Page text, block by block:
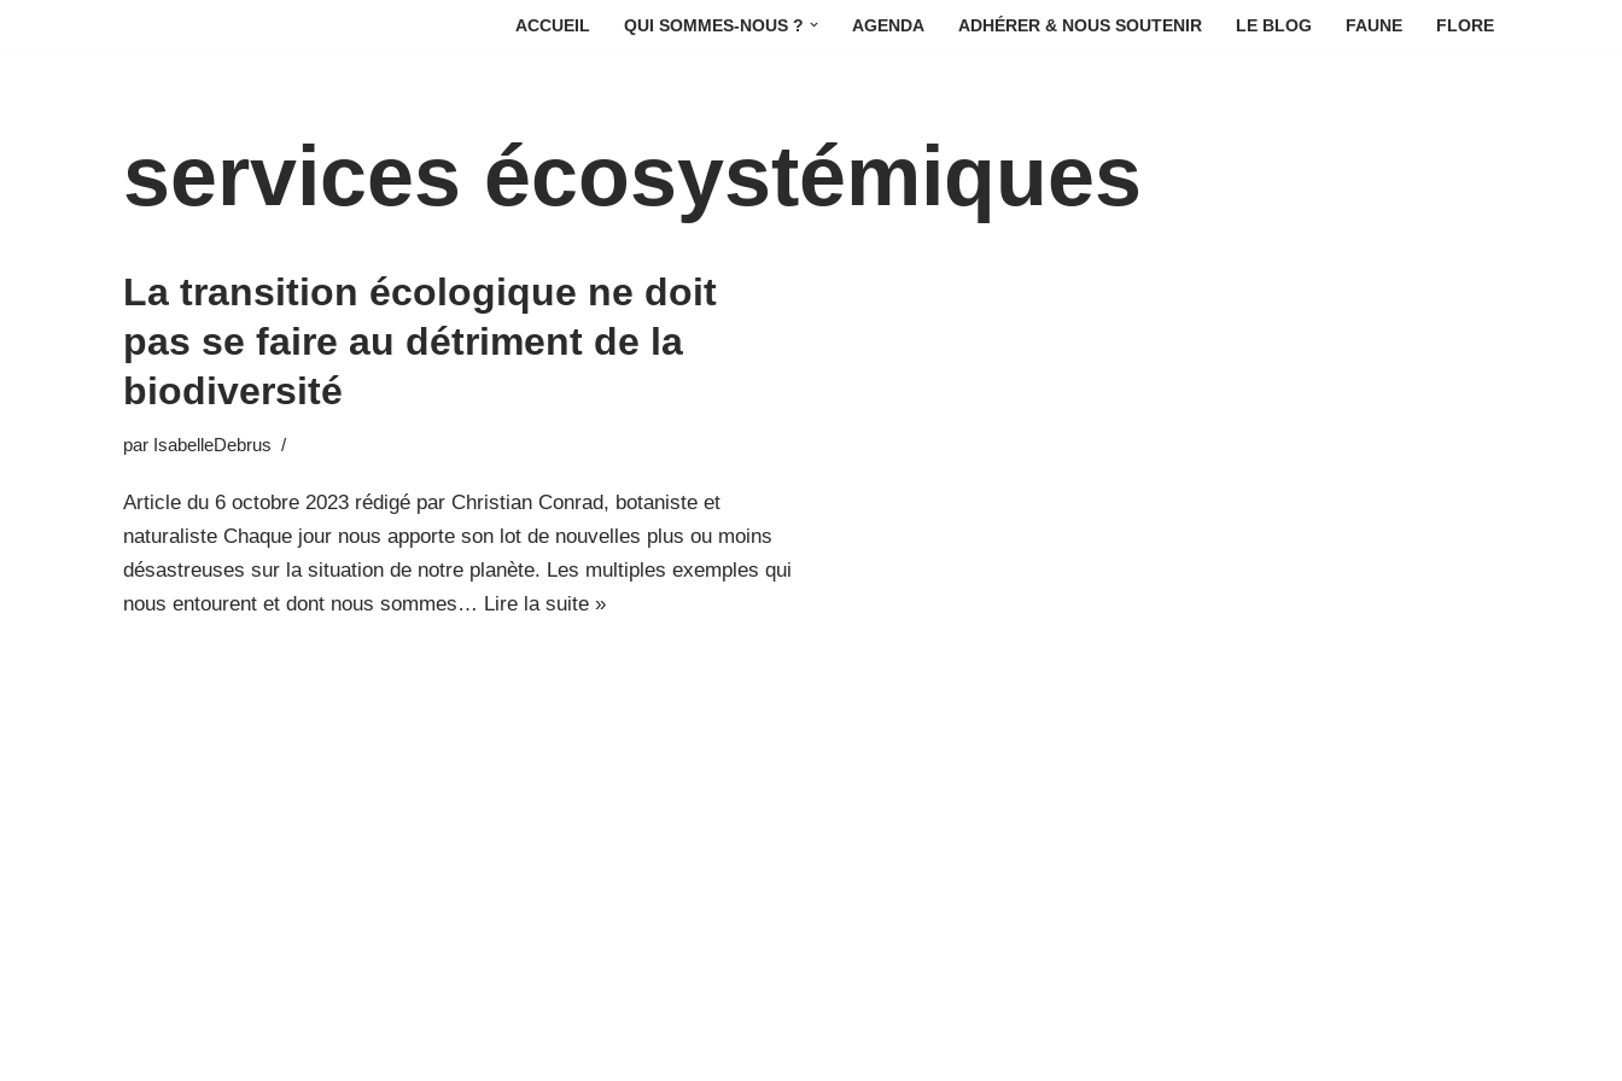
ACCUEIL QUI SOMMES-NOUS ? AGENDA ADHÉRER & NOUS SOUTENIR LE BLOG FAUNE FLORE
services écosystémiques
La transition écologique ne doit
pas se faire au détriment de la
biodiversité
par IsabelleDebrus
Article du 6 octobre 2023 rédigé par Christian Conrad, botaniste et
naturaliste Chaque jour nous apporte son lot de nouvelles plus ou moins
désastreuses sur la situation de notre planète. Les multiples exemples qui
nous entourent et dont nous sommes… Lire la suite »